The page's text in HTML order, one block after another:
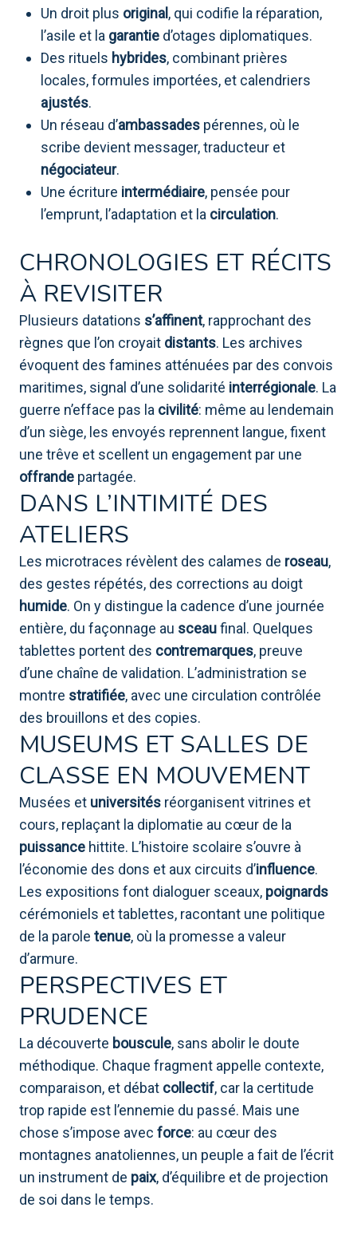
Un droit plus original , qui codifie la réparation,
l’asile et la garantie d’otages diplomatiques.
Des rituels hybrides, combinant prières
locales, formules importées, et calendriers
ajustés.
Un réseau d’ambassades pérennes, où le
scribe devient messager, traducteur et
négociateur.
Une écriture intermédiaire, pensée pour
l’emprunt, l’adaptation et la circulation.
CHRONOLOGIES ET RÉCITS
À REVISITER
Plusieurs datations s’affinent, rapprochant des
règnes que l’on croyait distants. Les archives
évoquent des famines atténuées par des convois
maritimes, signal d’une solidarité interrégionale. La
guerre n’efface pas la civilité: même au lendemain
d’un siège, les envoyés reprennent langue, fixent
une trêve et scellent un engagement par une
offrande partagée.
DANS L’INTIMITÉ DES
ATELIERS
Les microtraces révèlent des calames de roseau,
des gestes répétés, des corrections au doigt
humide. On y distingue la cadence d’une journée
entière, du façonnage au sceaufinal. Quelques
tablettes portent des contremarques, preuve
d’une chaîne de validation. L’administration se
montre stratifiée, avec une circulation contrôlée
des brouillons et des copies.
MUSEUMS ET SALLES DE
CLASSE EN MOUVEMENT
Musées et universités réorganisent vitrines et
cours, replaçant la diplomatie au cœur de la
puissance hittite. L’histoire scolaire s’ouvre à
l’économie des dons et aux circuits d’influence.
Les expositions font dialoguer sceaux, poignards
cérémoniels et tablettes, racontant une politique
de la parole tenue, où la promesse a valeur
d’armure.
PERSPECTIVES ET
PRUDENCE
La découverte bouscule, sans abolir le doute
méthodique. Chaque fragment appelle contexte,
comparaison, et débat collectif, car la certitude
trop rapide est l’ennemie du passé. Mais une
chose s’impose avec force: au cœur des
montagnes anatoliennes, un peuple a fait de l’écrit
un instrument de paix, d’équilibre et de projection
de soi dans le temps.